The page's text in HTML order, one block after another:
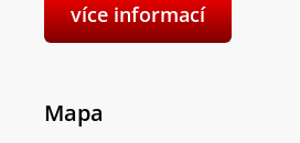
více informací
Mapa